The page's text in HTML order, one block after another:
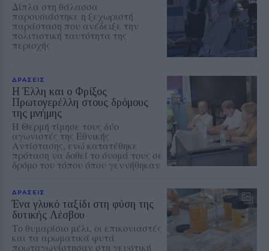
Δίπλα στη θάλασσα
παρουσιάστηκε η ξεχωριστή
παράσταση που ανέδειξε την
πολιτιστική ταυτότητα της
περιοχής
ΔΡΑΣΕΙΣ
Η Έλλη και ο Φρίξος
Πρωτογερέλλη στους δρόμους
της μνήμης
Η Θερμή τίμησε τους δύο
αγωνιστές της Εθνικής
Αντίστασης, ενώ κατατέθηκε
πρόταση να δοθεί το όνομά τους σε
δρόμο του τόπου όπου γεννήθηκαν
ΔΡΑΣΕΙΣ
Ένα γλυκό ταξίδι στη φύση της
δυτικής Λέσβου
Το θυμαρίσιο μέλι, οι επικονιαστές
και τα αρωματικά φυτά
πρωταγωνίστησαν στη γευστική